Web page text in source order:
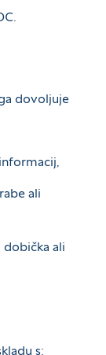
dovoljuje
ali
dobička ali
s: